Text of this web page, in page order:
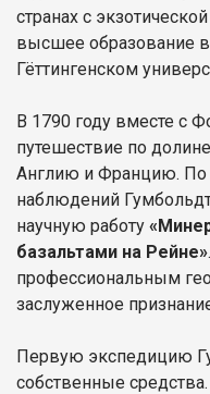
странах с
высшее образование
Гёттингенском
В 1790 году вместе с
путешествие по
Англию и Францию. По
наблюдений
научную работу
базальтами на Рейне»
профессиональным
заслуженное
Первую экспедицию
собственные